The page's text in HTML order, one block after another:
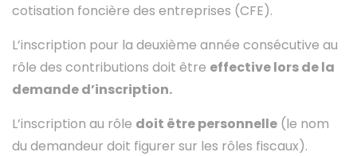
cotisation foncière des entreprises (CFE).
L’inscription pour la deuxième année consécutive au
rôle des contributions doit être effective lors de la
demande d’inscription.
L’inscription au rôle doit être personnelle (le nom
du demandeur doit figurer sur les rôles fiscaux).